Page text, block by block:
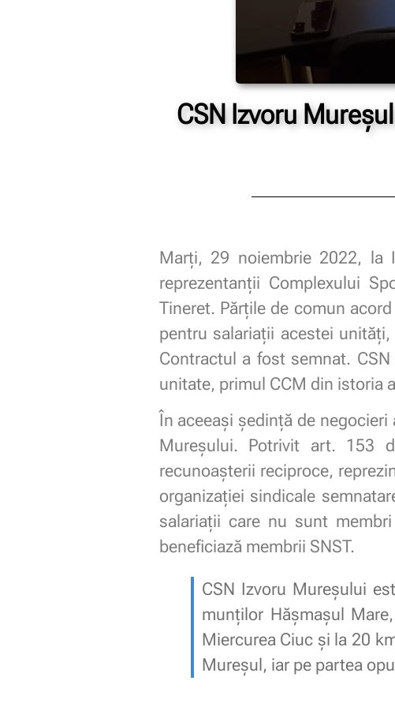
CSN Izvoru
Marți, 29 noiembrie 2022, la
reprezentanții Complexului
Tineret. Părțile de comun
pentru salariații acestei
Contractul a fost semnat.
unitate, primul CCM din istoria
În aceeași ședință de
Mureşului. Potrivit art. 153
recunoașterii reciproce,
organizației sindicale
salariații care nu sunt
beneficiază membrii SNST.
CSN Izvoru Mureşului
munţilor Hăşmaşul
Miercurea Ciuc şi la 20
Mureşul, iar pe partea